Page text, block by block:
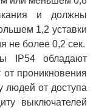
и должны
1,2 уставки
не более 0,2 сек.
IP54 обладают
проникновения
людей от доступа
выключателей